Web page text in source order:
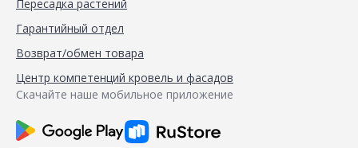
Пересадка растений
Гарантийный отдел
Возврат/обмен товара
Центр компетенций кровель и фасадов
Скачайте наше мобильное приложение